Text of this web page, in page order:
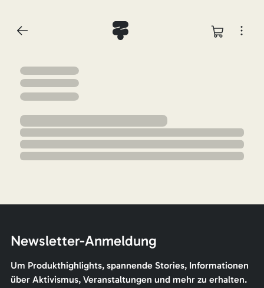
Newsletter-Anmeldung
Um Produkthighlights, spannende Stories, Informationen
über Aktivismus, Veranstaltungen und mehr zu erhalten.